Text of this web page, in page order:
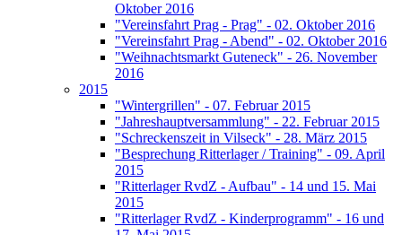
Oktober 2016
"Vereinsfahrt Prag - Prag" - 02. Oktober 2016
"Vereinsfahrt Prag - Abend" - 02. Oktober 2016
"Weihnachtsmarkt Guteneck" - 26. November
2016
2015
"Wintergrillen" - 07. Februar 2015
"Jahreshauptversammlung" - 22. Februar 2015
"Schreckenszeit in Vilseck" - 28. März 2015
"Besprechung Ritterlager / Training" - 09. April
2015
"Ritterlager RvdZ - Aufbau" - 14 und 15. Mai
2015
"Ritterlager RvdZ - Kinderprogramm" - 16 und